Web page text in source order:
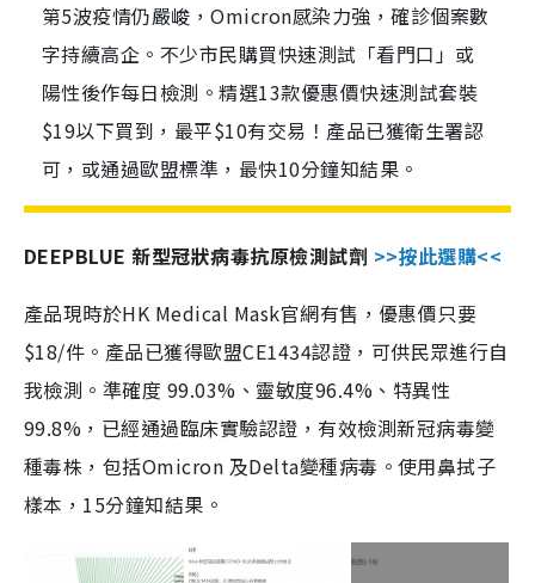
第5波疫情仍嚴峻，Omicron感染力強，確診個案數
字持續高企。不少市民購買快速測試「看門口」或
陽性後作每日檢測。精選13款優惠價快速測試套裝
$19以下買到，最平$10有交易！產品已獲衛生署認
可，或通過歐盟標準，最快10分鐘知結果。
DEEPBLUE 新型冠狀病毒抗原檢測試劑 >>按此選購<<
產品現時於HK Medical Mask官網有售，優惠價只要
$18/件。產品已獲得歐盟CE1434認證，可供民眾進行自
我檢測。準確度 99.03%、靈敏度96.4%、特異性
99.8%，已經通過臨床實驗認證，有效檢測新冠病毒變
種毒株，包括Omicron 及Delta變種病毒。使用鼻拭子
樣本，15分鐘知結果。